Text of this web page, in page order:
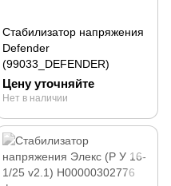
Стабилизатор напряжения
Defender
(99033_DEFENDER)
Цену уточняйте
Нет в наличии